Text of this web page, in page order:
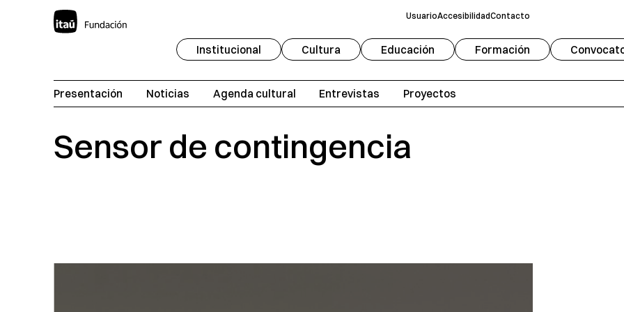
UsuarioAccesibilidad
Fuente
A
Modo oscuro
Redifinir
Contacto
Institucional Cultura Educación Formación
Presentación Noticias Agenda cultural Entrevistas Proyectos
Sensor de contingencia